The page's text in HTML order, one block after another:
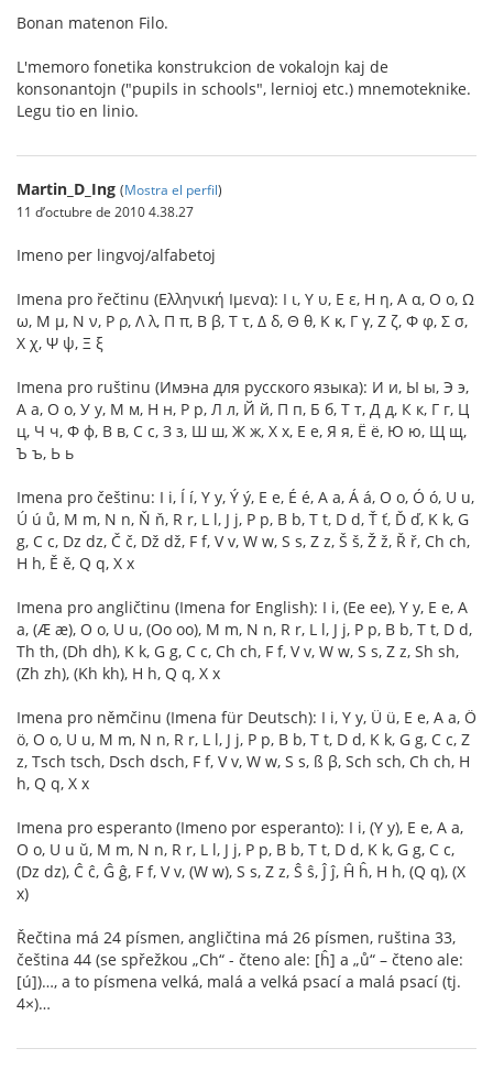
Bonan matenon Filo.
L'memoro fonetika konstrukcion de vokalojn kaj de
konsonantojn ("pupils in schools", lernioj etc.) mnemoteknike.
Legu tio en linio.
Martin_D_Ing (Mostra el perfil)
11 d’octubre de 2010 4.38.27
Imeno per lingvoj/alfabetoj
Imena pro řečtinu (Ελληνική Ιμενα): Ι ι, Υ υ, Ε ε, Η η, Α α, Ο ο, Ω
ω, Μ μ, Ν ν, Ρ ρ, Λ λ, Π π, Β β, Τ τ, Δ δ, Θ θ, Κ κ, Γ γ, Ζ ζ, Φ φ, Σ σ,
Χ χ, Ψ ψ, Ξ ξ
Imena pro ruštinu (Имэна для русского языка): И и, Ы ы, Э э,
А а, О о, У у, М м, Н н, Р р, Л л, Й й, П п, Б б, Т т, Д д, К к, Г г, Ц
ц, Ч ч, Ф ф, В в, С с, З з, Ш ш, Ж ж, Х х, Е е, Я я, Ё ё, Ю ю, Щ щ,
Ъ ъ, Ь ь
Imena pro češtinu: I i, Í í, Y y, Ý ý, E e, É é, A a, Á á, O o, Ó ó, U u,
Ú ú ů, M m, N n, Ň ň, R r, L l, J j, P p, B b, T t, D d, Ť ť, Ď ď, K k, G
g, C c, Dz dz, Č č, Dž dž, F f, V v, W w, S s, Z z, Š š, Ž ž, Ř ř, Ch ch,
H h, Ě ě, Q q, X x
Imena pro angličtinu (Imena for English): I i, (Ee ee), Y y, E e, A
a, (Æ æ), O o, U u, (Oo oo), M m, N n, R r, L l, J j, P p, B b, T t, D d,
Th th, (Dh dh), K k, G g, C c, Ch ch, F f, V v, W w, S s, Z z, Sh sh,
(Zh zh), (Kh kh), H h, Q q, X x
Imena pro němčinu (Imena für Deutsch): I i, Y y, Ü ü, E e, A a, Ö
ö, O o, U u, M m, N n, R r, L l, J j, P p, B b, T t, D d, K k, G g, C c, Z
z, Tsch tsch, Dsch dsch, F f, V v, W w, S s, ß β, Sch sch, Ch ch, H
h, Q q, X x
Imena pro esperanto (Imeno por esperanto): I i, (Y y), E e, A a,
O o, U u ŭ, M m, N n, R r, L l, J j, P p, B b, T t, D d, K k, G g, C c,
(Dz dz), Ĉ ĉ, Ĝ ĝ, F f, V v, (W w), S s, Z z, Ŝ ŝ, Ĵ ĵ, Ĥ ĥ, H h, (Q q), (X
x)
Řečtina má 24 písmen, angličtina má 26 písmen, ruština 33,
čeština 44 (se spřežkou „Ch“ - čteno ale: [ĥ] a „ů“ – čteno ale:
[ú])…, a to písmena velká, malá a velká psací a malá psací (tj.
4×)…